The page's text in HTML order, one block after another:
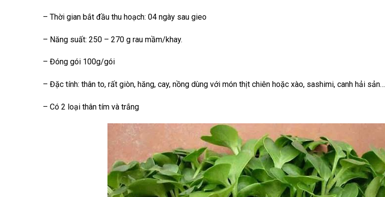
– Thời gian bắt đầu thu hoạch: 04 ngày sau gieo
– Năng suất: 250 – 270 g rau mầm/khay.
– Đóng gói 100g/gói
– Đặc tính: thân to, rất giòn, hăng, cay, nồng dùng với món thịt chiên hoặc xào, sashimi, canh hải sản…
– Có 2 loại thân tím và trắng